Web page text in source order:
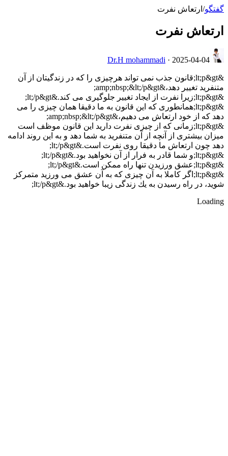
گفتگو/ ارتعاش نفرت
ارتعاش نفرت
Dr.H mohammadi · 2025-04-04
&lt;p&gt;قانون جذب نمى تواند هرچيزى را كه در زندگيتان از آن
متنفريد تغيير دهد،&amp;nbsp;&lt;/p&gt;
&lt;p&gt;زيرا نفرت از ايجاد تغيير جلوگيرى مى كند.&lt;/p&gt;
&lt;p&gt;همانطورى كه اين قانون به ما دقيقا همان چيزى را مى
دهد كه از خود ارتعاش مى دهيم،&amp;nbsp;&lt;/p&gt;
&lt;p&gt;زمانى كه از چيزى نفرت داريد اين قانون موظف است
ميزان بيشترى از آنچه از آن متنفريد به شما دهد و به اين روند ادامه
دهد چون ارتعاش ما دقیقا روی نفرت است.&lt;/p&gt;
&lt;p&gt;و شما قادر به فرار از آن نخواهيد بود.&lt;/p&gt;
&lt;p&gt;عشق ورزيدن تنها راه ممكن است.&lt;/p&gt;
&lt;p&gt;اگر كاملا به آن چيزى كه به آن عشق مى ورزيد متمركز
شويد، در راه رسيدن به يك زندگى زيبا خواهيد بود.&lt;/p&gt;
Loading